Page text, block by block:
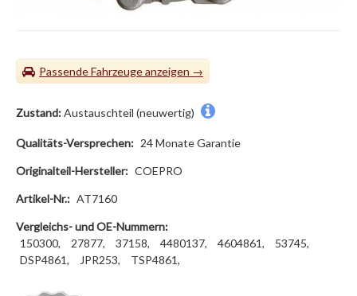
Passende Fahrzeuge
Zustand:Austauschteil (neuwertig)
Qualitäts-Versprechen: 24 Monate Garantie
Originalteil-Hersteller: COEPRO
Artikel-Nr.: AT7160
Vergleichs- und OE-Nummern:
150300,
27877, 37158, 4480137, 4604861,
53745,
DSP4861,
JPR253, TSP4861,